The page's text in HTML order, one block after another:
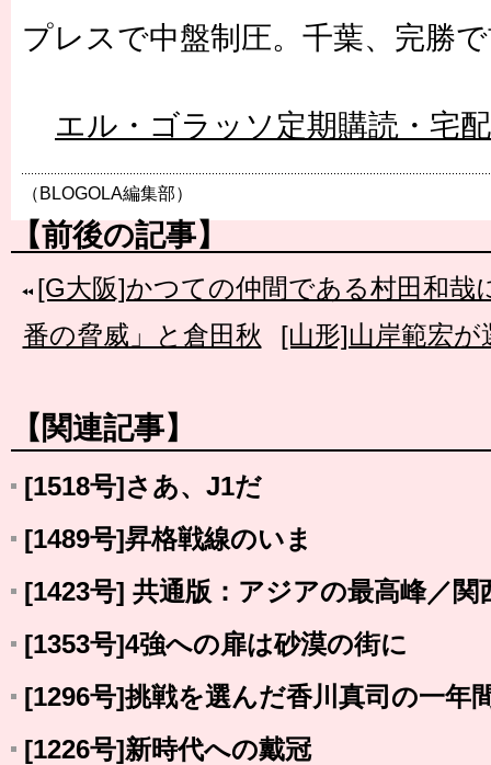
プレスで中盤制圧。千葉、完勝
エル・ゴラッソ定期購読・宅
（BLOGOLA編集部）
【前後の記事】
[G大阪]かつての仲間である村田和哉
番の脅威」と倉田秋
[山形]山岸範宏
【関連記事】
[1518号]さあ、J1だ
[1489号]昇格戦線のいま
[1423号] 共通版：アジアの最高峰／関
[1353号]4強への扉は砂漠の街に
[1296号]挑戦を選んだ香川真司の一年
[1226号]新時代への戴冠